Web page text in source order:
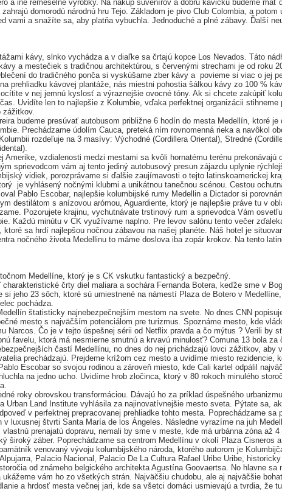
a iné remeselné výrobky. Na nákup suvenírov a dobrú kávičku budeme mať
domorodú národnú hru Tejo. Základom je pivo Club Colombia, a potom
vami a snažíte sa, aby platňa vybuchla. Jednoduché a plné zábavy. Ďalší
kávy, slnko vychádza a v diaľke sa črtajú kopce Los Nevados. Táto
a mestečiek s tradičnou architektúrou, s červenými strechami je od roku
do tradičného ponča si vyskúšame zber kávy a povieme si viac o jej
prehliadku kávovej plantáže, nás miestni pohostia šálkou kávy zo 100 %
v nej jemnú kyslosť a výraznejšie ovocné tóny. Ak si chcete zakúpiť
Uvidíte len to najlepšie z Kolumbie, vďaka perfektnej organizácii stihneme
zážitkov.
budeme presúvať autobusom približne 6 hodín do mesta Medellín, ktoré je
Prechádzame údolím Cauca, preteká ním rovnomenná rieka a navôkol
rozdeľuje na 3 masívy: Východné (Cordillera Oriental), Stredné
Amerike, vzdialenosti medzi mestami sa kvôli hornatému terénu prekonávajú
sprievodcom vám aj tento jediný autobusový presun zájazdu uplynie
vidiek, porozprávame si ďalšie zaujímavosti o tejto latinskoamerickej
je vyhlásený nočnými klubmi a unikátnou tanečnou scénou. Cestou
Pablo Escobar, najlepšie kolumbijské rumy Medellin a Dictador si
destilátom s anízovou arómou, Aguardiente, ktorý je najlepšie práve tu v
Pozorujete krajinu, vychutnávate trstinový rum a sprievodca Vám
Každú minútu v CK využívame naplno. Pre levov salónu tento večer
sa hrdí najlepšou nočnou zábavou na našej planéte. Náš hotel je
nočného života Medellinu to máme doslova iba zopár krokov. Na tento
Medellíne, ktorý je s CK vskutku fantastický a bezpečný.
charakteristické črty diel maliara a sochára Fernanda Botera, keďže sme v
si jeho 23 sôch, ktoré sú umiestnené na námestí Plaza de Botero v
pochádza.
štatisticky najnebezpečnejším mestom na svete. No dnes CNN
mesto s najväčším potenciálom pre turizmus. Spoznáme mesto, kde
Narcos. Čo je v tejto úspešnej sérii od Netflix pravda a čo mýtus ? Verili by
favelu, ktorá má nesmierne smutnú a krvavú minulosť? Comuna 13 bola za
častí Medellínu, no dnes do nej prichádzajú lovci zážitkov, aby
prechádzajú. Prejdeme krížom cez mesto a uvidíme miesto rezidencie,
Escobar so svojou rodinou a zároveň miesto, kde Cali kartel odpálil
na jedno ucho. Uvidíme hrob zločinca, ktorý v 80 rokoch minulého
roky obrovskou transformáciou. Dávajú ho za príklad úspešného
Urban Land Institute vyhlásila za naj­inovatívnejšie mesto sveta. Pýtate sa,
v perfektnej prepracovanej prehliadke tohto mesta. Poprechádzame sa
v luxusnej štvrti Santa María de los Ángeles. Následne vyrazíme na juh
vlastnú prenajatú dopravu, nemali by sme v meste, kde má urbánna zóna až 4
široký záber. Poprechádzame sa centrom Medellínu v okolí Plaza Cisneros
venovaný vývoju kolumbijského národa, ktorého autorom je
Palacio Nacional, Palacio De La Cultura Rafael Uribe Uribe,
od známeho belgického architekta Agustína Goovaertsa. No hlavne sa
vám ho zo všetkých strán. Najväčšiu chudobu, ale aj najväčšie
a hrdosť mesta večnej jari, kde sa všetci domáci usmievajú a tvrdia, že